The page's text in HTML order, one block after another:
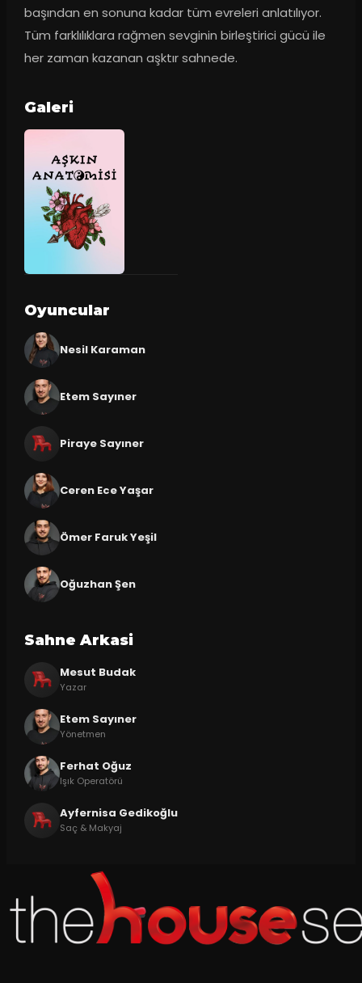
başından en sonuna kadar tüm evreleri anlatılıyor.
Tüm farklılıklara rağmen sevginin birleştirici gücü ile
her zaman kazanan aşktır sahnede.
Galeri
Oyuncular
Nesil Karaman
Etem Sayıner
Piraye Sayıner
Ceren Ece Yaşar
Ömer Faruk Yeşil
Oğuzhan Şen
Sahne Arkasi
Mesut Budak
Yazar
Etem Sayıner
Yönetmen
Ferhat Oğuz
Işık Operatörü
Ayfernisa Gedikoğlu
Saç & Makyaj